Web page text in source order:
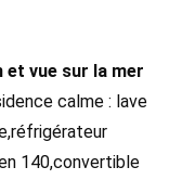
et vue sur la mer
calme : lave
140,convertible